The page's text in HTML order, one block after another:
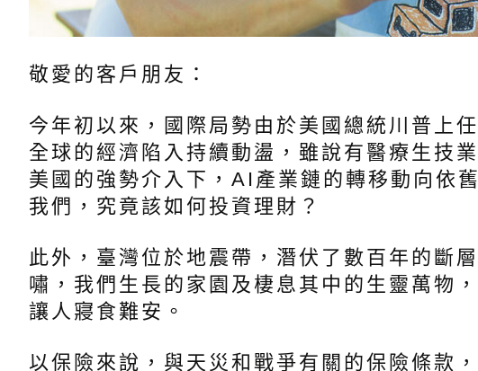
敬愛的客戶朋友：
今年初以來，國際局勢由於美國總統川普上
全球的經濟陷入持續動盪，雖說有醫療生技
美國的強勢介入下，AI產業鏈的轉移動向依
我們，究竟該如何投資理財？
此外，臺灣位於地震帶，潛伏了數百年的斷
嘯，我們生長的家園及棲息其中的生靈萬物
讓人寢食難安。
以保險來說，與天災和戰爭有關的保險條款